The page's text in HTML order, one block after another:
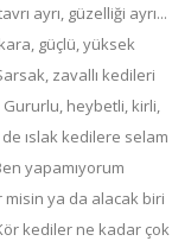
ayrı, güzelliği ayrı...
güçlü, yüksek
zavallı kedileri
heybetli, kirli,
ıslak kedilere selam
yapamıyorum
misin ya da alacak biri
kediler ne kadar çok